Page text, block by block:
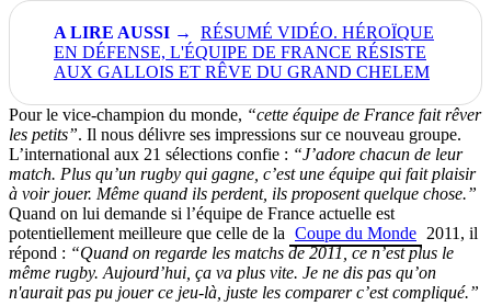
RÉSUMÉ VIDÉO. HÉROÏQUE
EN DÉFENSE, L'ÉQUIPE DE FRANCE RÉSISTE
AUX GALLOIS ET RÊVE DU GRAND CHELEM
Pour le vice-champion du monde, “cette équipe de France fait rêver
les petits”. Il nous délivre ses impressions sur ce nouveau groupe.
L’international aux 21 sélections confie : “J’adore chacun de leur
match. Plus qu’un rugby qui gagne, c’est une équipe qui fait plaisir
à voir jouer. Même quand ils perdent, ils proposent quelque chose.”
Quand on lui demande si l’équipe de France actuelle est
potentiellement meilleure que celle de la Coupe du Monde 2011, il
répond : “Quand on regarde les matchs de 2011, ce n’est plus le
même rugby. Aujourd’hui, ça va plus vite. Je ne dis pas qu’on
n'aurait pas pu jouer ce jeu-là, juste les comparer c’est compliqué.”